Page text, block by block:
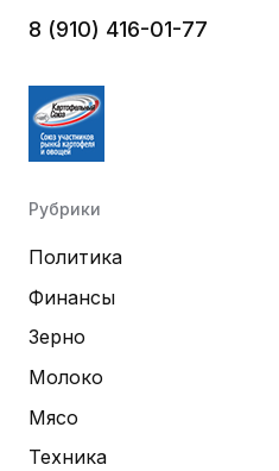
8 (910) 416-01-77
Рубрики
Политика
Финансы
Зерно
Молоко
Мясо
Техника